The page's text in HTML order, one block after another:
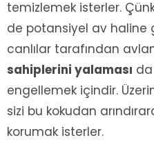
temizlemek isterler.
de potansiyel av haline
canlılar tarafından
sahiplerini yalaması
engellemek içindir.
sizi bu kokudan
korumak isterler.